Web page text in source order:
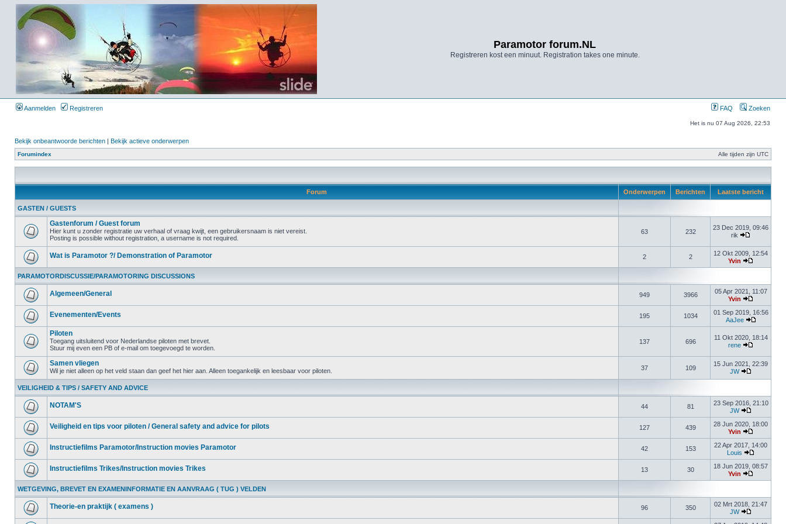
Paramotor forum.NL
Registreren kost een minuut. Registration takes one minute.
Aanmelden Registreren FAQ Zoeken
Het is nu 07 Aug 2026, 22:53
Bekijk onbeantwoorde berichten | Bekijk actieve onderwerpen
Forumindex Alle tijden zijn UTC
Forum Onderwerpen Berichten Laatste bericht
GASTEN / GUESTS
Gastenforum / Guest forum
Hier kunt u zonder registratie uw verhaal of vraag kwijt, een gebruikersnaam is niet vereist.
Posting is possible without registration, a username is not required.
63 232
23 Dec 2019, 09:46
rik
Wat is Paramotor ?/ Demonstration of Paramotor 2 2
12 Okt 2009, 12:54
Yvin
PARAMOTORDISCUSSIE/PARAMOTORING DISCUSSIONS
Algemeen/General 949 3966
05 Apr 2021, 11:07
Yvin
Evenementen/Events 195 1034
01 Sep 2019, 16:56
AaJee
Piloten
Toegang uitsluitend voor Nederlandse piloten met brevet.
Stuur mij even een PB of e-mail om toegevoegd te worden.
137 696
11 Okt 2020, 18:14
rene
Samen vliegen
Wil je niet alleen op het veld staan dan geef het hier aan. Alleen toegankelijk en leesbaar voor piloten. 37 109
15 Jun 2021, 22:39
JW
VEILIGHEID & TIPS / SAFETY AND ADVICE
NOTAM'S 44 81
23 Sep 2016, 21:10
JW
Veiligheid en tips voor piloten / General safety and advice for pilots 127 439
28 Jun 2020, 18:00
Yvin
Instructiefilms Paramotor/Instruction movies Paramotor 42 153
22 Apr 2017, 14:00
Louis
Instructiefilms Trikes/Instruction movies Trikes 13 30
18 Jun 2019, 08:57
Yvin
WETGEVING, BREVET EN EXAMENINFORMATIE EN AANVRAAG ( TUG ) VELDEN
Theorie-en praktijk ( examens ) 96 350
02 Mrt 2018, 21:47
JW